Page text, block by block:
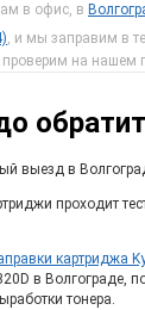
в офис, в
, и мы заправим в
на нашем
выезд в
проходит
картриджа
в Волгограде,
тонера.